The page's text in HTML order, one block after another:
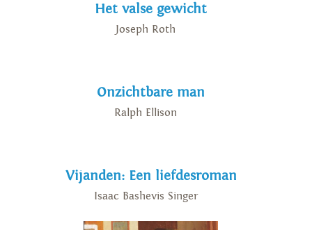
Het valse gewicht
Joseph Roth
Onzichtbare man
Ralph Ellison
Vijanden: Een liefdesroman
Isaac Bashevis Singer